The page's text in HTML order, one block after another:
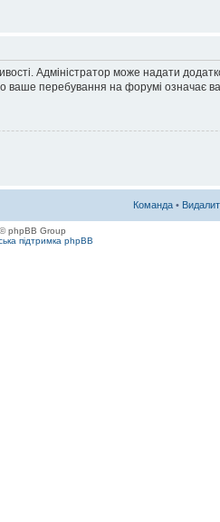
Адміністратор може надати
ваше перебування на форумі означає
Команда •
phpBB Group
підтримка phpBB